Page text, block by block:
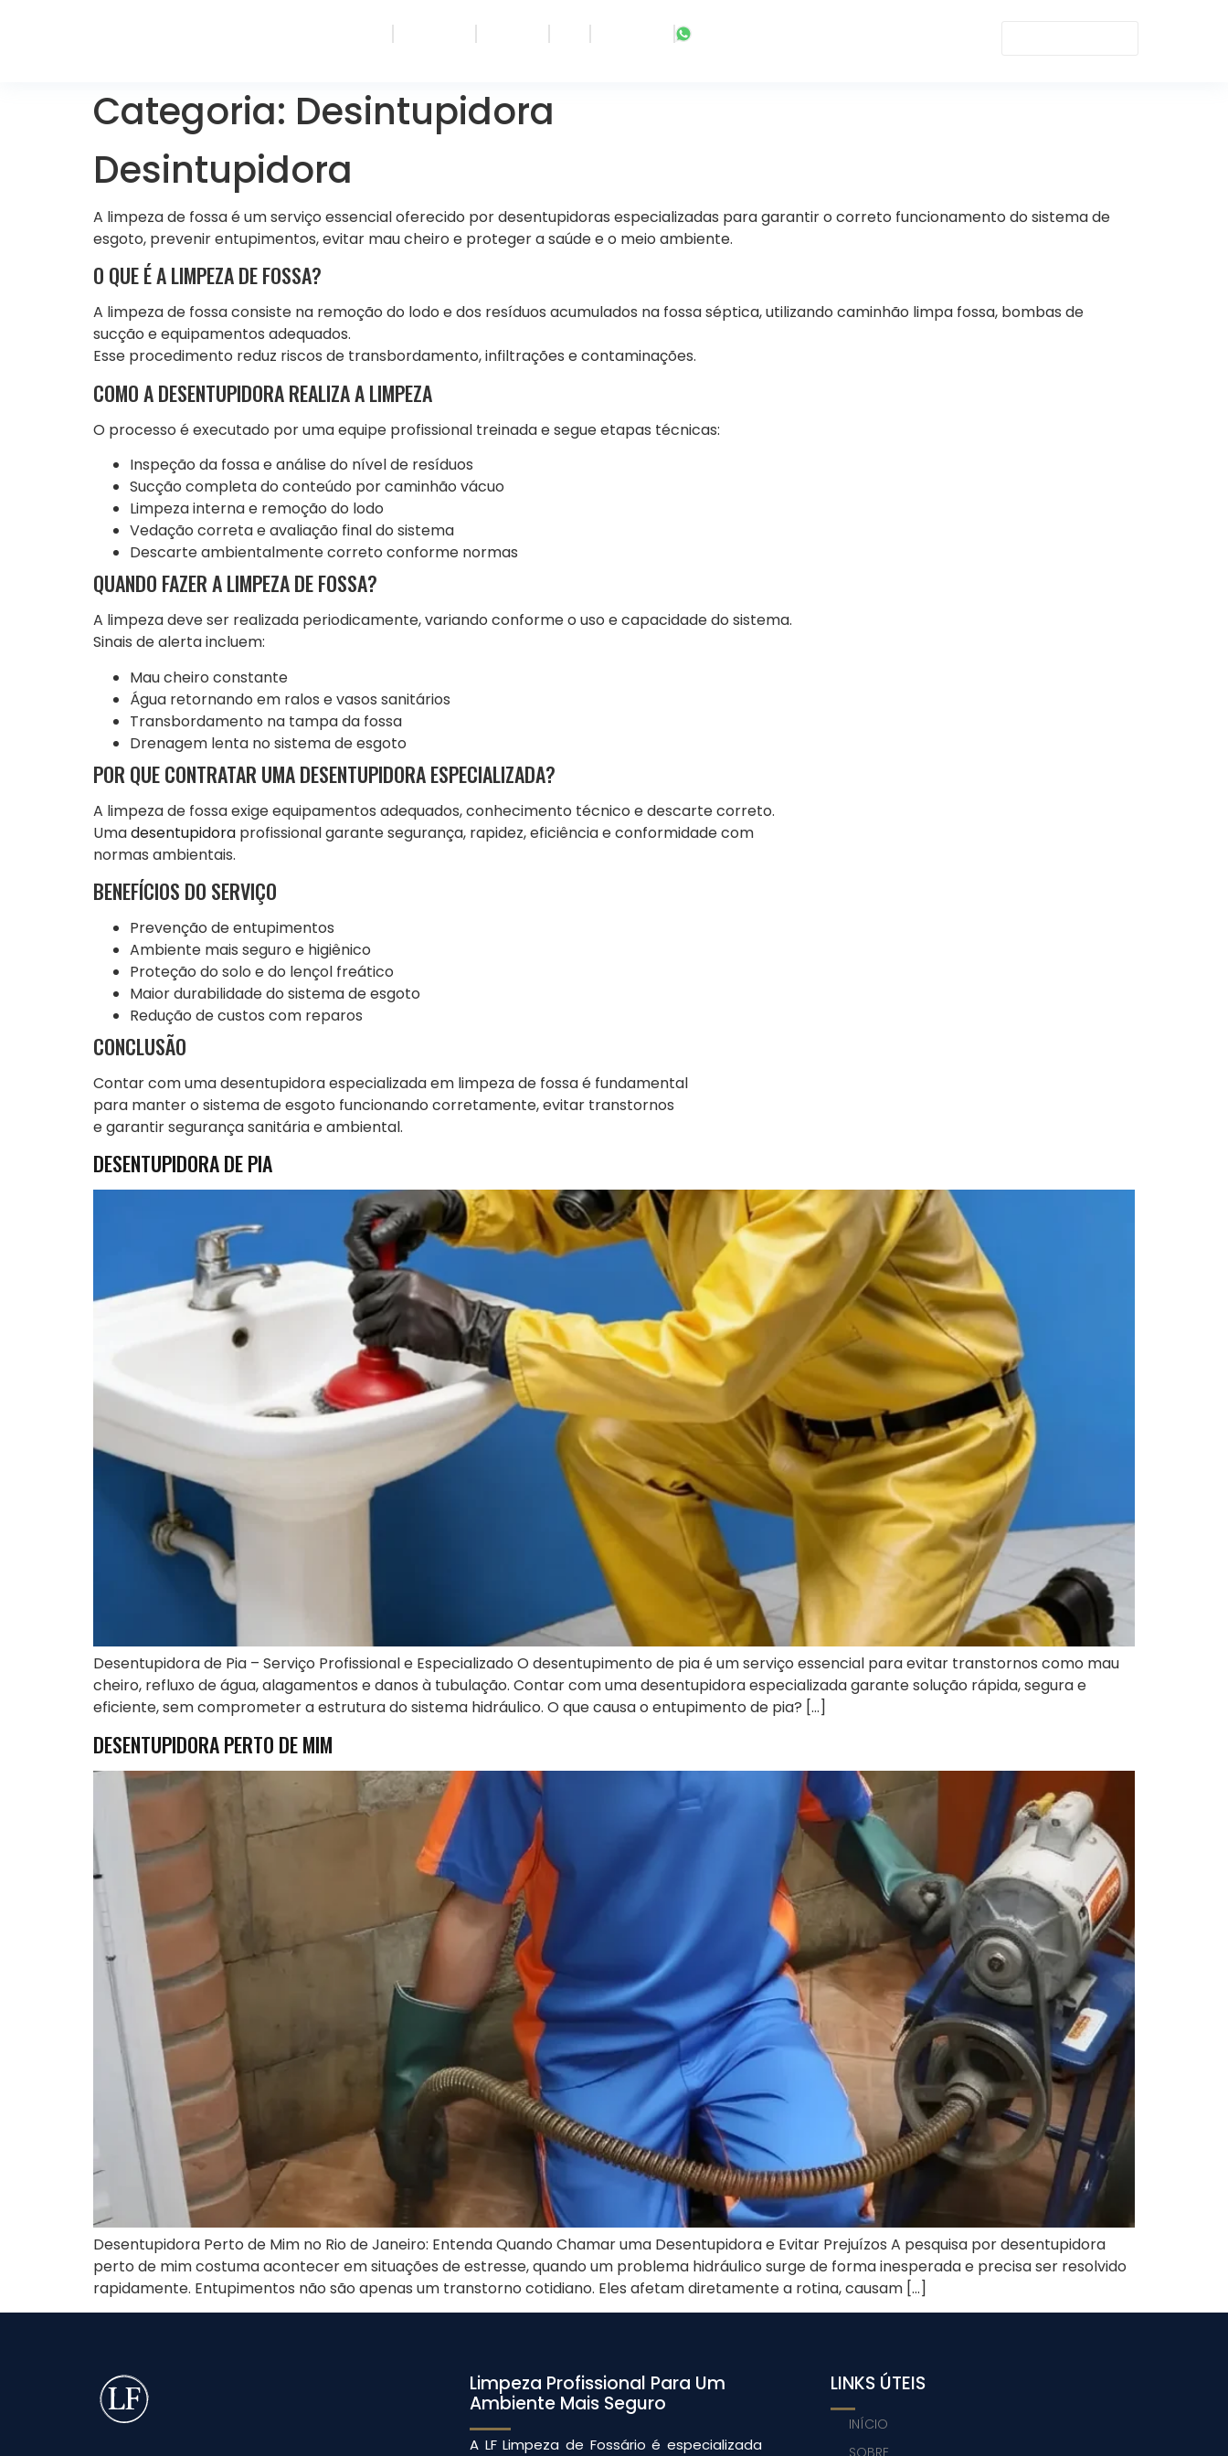
Categoria: Desintupidora
Desintupidora
A limpeza de fossa é um serviço essencial oferecido por desentupidoras especializadas para garantir o correto funcionamento do sistema de
esgoto, prevenir entupimentos, evitar mau cheiro e proteger a saúde e o meio ambiente.
O QUE É A LIMPEZA DE FOSSA?
A limpeza de fossa consiste na remoção do lodo e dos resíduos acumulados na fossa séptica, utilizando caminhão limpa fossa, bombas de
sucção e equipamentos adequados.
Esse procedimento reduz riscos de transbordamento, infiltrações e contaminações.
COMO A DESENTUPIDORA REALIZA A LIMPEZA
O processo é executado por uma equipe profissional treinada e segue etapas técnicas:
Inspeção da fossa e análise do nível de resíduos
Sucção completa do conteúdo por caminhão vácuo
Limpeza interna e remoção do lodo
Vedação correta e avaliação final do sistema
Descarte ambientalmente correto conforme normas
QUANDO FAZER A LIMPEZA DE FOSSA?
A limpeza deve ser realizada periodicamente, variando conforme o uso e capacidade do sistema.
Sinais de alerta incluem:
Mau cheiro constante
Água retornando em ralos e vasos sanitários
Transbordamento na tampa da fossa
Drenagem lenta no sistema de esgoto
POR QUE CONTRATAR UMA DESENTUPIDORA ESPECIALIZADA?
A limpeza de fossa exige equipamentos adequados, conhecimento técnico e descarte correto.
Umadesentupidora profissional garante segurança, rapidez, eficiência e conformidade com
normas ambientais.
BENEFÍCIOS DO SERVIÇO
Prevenção de entupimentos
Ambiente mais seguro e higiênico
Proteção do solo e do lençol freático
Maior durabilidade do sistema de esgoto
Redução de custos com reparos
CONCLUSÃO
Contar com uma desentupidora especializada em limpeza de fossa é fundamental
para manter o sistema de esgoto funcionando corretamente, evitar transtornos
e garantir segurança sanitária e ambiental.
DESENTUPIDORA DE PIA
Desentupidora de Pia – Serviço Profissional e Especializado O desentupimento de pia é um serviço essencial para evitar transtornos como mau
cheiro, refluxo de água, alagamentos e danos à tubulação. Contar com uma desentupidora especializada garante solução rápida, segura e
eficiente, sem comprometer a estrutura do sistema hidráulico. O que causa o entupimento de pia? […]
DESENTUPIDORA PERTO DE MIM
Desentupidora Perto de Mim no Rio de Janeiro: Entenda Quando Chamar uma Desentupidora e Evitar Prejuízos A pesquisa por desentupidora
perto de mim costuma acontecer em situações de estresse, quando um problema hidráulico surge de forma inesperada e precisa ser resolvido
rapidamente. Entupimentos não são apenas um transtorno cotidiano. Eles afetam diretamente a rotina, causam […]
Limpeza Profissional Para Um
Ambiente Mais Seguro
A LF Limpeza de Fossário é especializada
LINKS ÚTEIS
INÍCIO